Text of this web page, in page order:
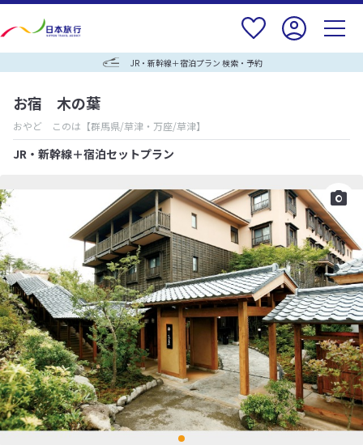
JR・新幹線＋宿泊プラン 検索・予約
お宿 木の葉
おやど このは 【群馬県/草津・万座/草津】
JR・新幹線＋宿泊セットプラン